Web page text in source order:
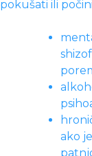
pokušati ili
ako